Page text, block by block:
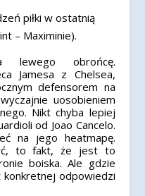
piłki w ostatnią
– Maximinie).
lewego obrońcę.
Jamesa z Chelsea,
defensorem na
uosobieniem
Nikt chyba lepiej
od Joao Cancelo.
na jego heatmapę.
to fakt, że jest to
boiska. Ale gdzie
konkretnej odpowiedzi